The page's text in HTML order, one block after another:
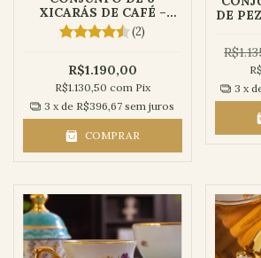
XICARÁS DE CAFÉ –
COLEÇÃO BEIJA FLOR
(2)
R$1.190,00
R$1.130,50 com Pix
3 x de R$396,67 sem juros
COMPRAR
DE
3 x